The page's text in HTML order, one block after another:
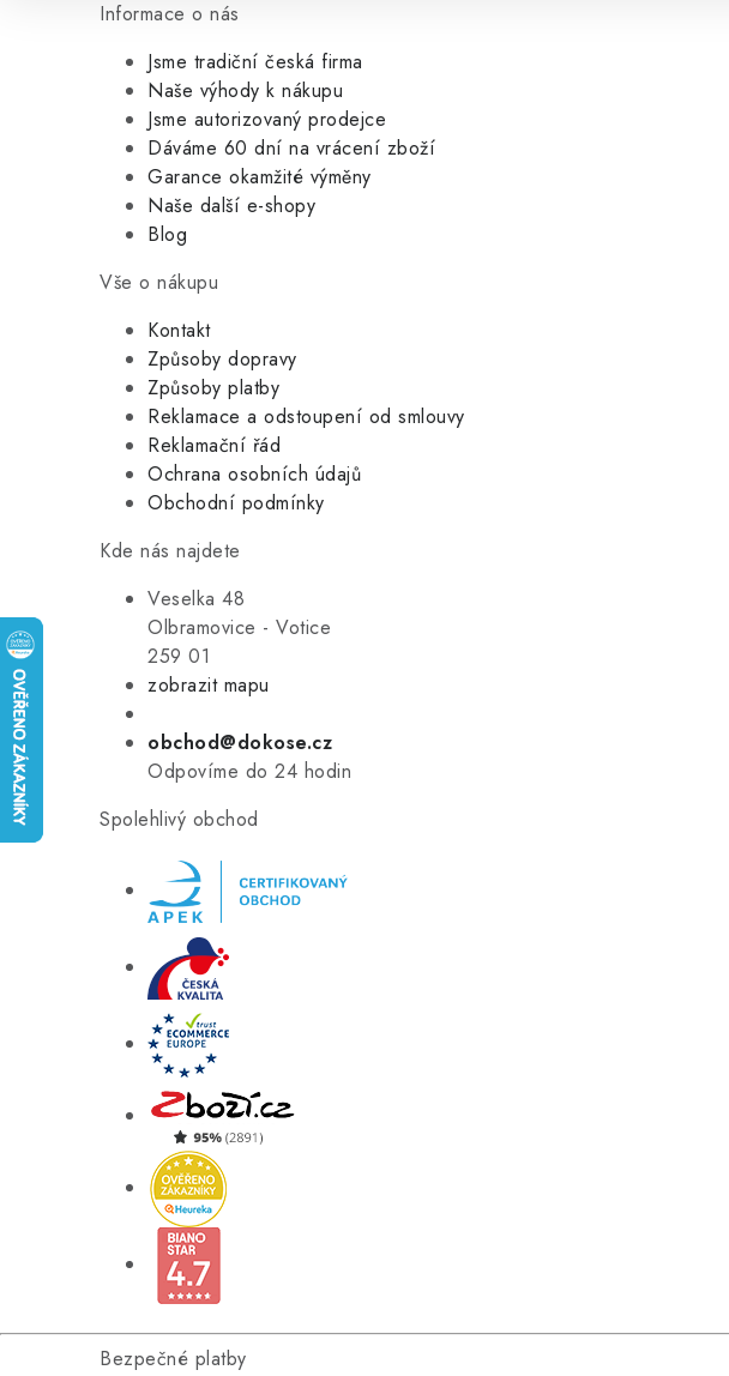
Informace o nás
Jsme tradiční česká firma
Naše výhody k nákupu
Jsme autorizovaný prodejce
Dáváme 60 dní na vrácení zboží
Garance okamžité výměny
Naše další e-shopy
Blog
Vše o nákupu
Kontakt
Způsoby dopravy
Způsoby platby
Reklamace a odstoupení od smlouvy
Reklamační řád
Ochrana osobních údajů
Obchodní podmínky
Kde nás najdete
Veselka 48
Olbramovice - Votice
259 01
zobrazit mapu
obchod@dokose.cz
Odpovíme do 24 hodin
Spolehlivý obchod
Bezpečné platby